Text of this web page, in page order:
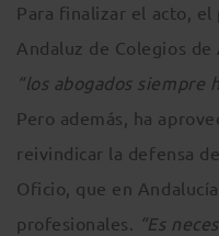
Para finalizar el acto,
Andaluz de Colegios de
“los abogados siempre
Pero además, ha
reivindicar la defensa
Oficio, que en
profesionales. “Es